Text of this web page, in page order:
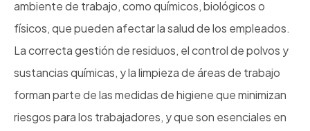
ambiente de trabajo, como químicos, biológicos o
físicos, que pueden afectar la salud de los empleados.
La correcta gestión de residuos, el control de polvos y
sustancias químicas, y la limpieza de áreas de trabajo
forman parte de las medidas de higiene que minimizan
riesgos para los trabajadores, y que son esenciales en